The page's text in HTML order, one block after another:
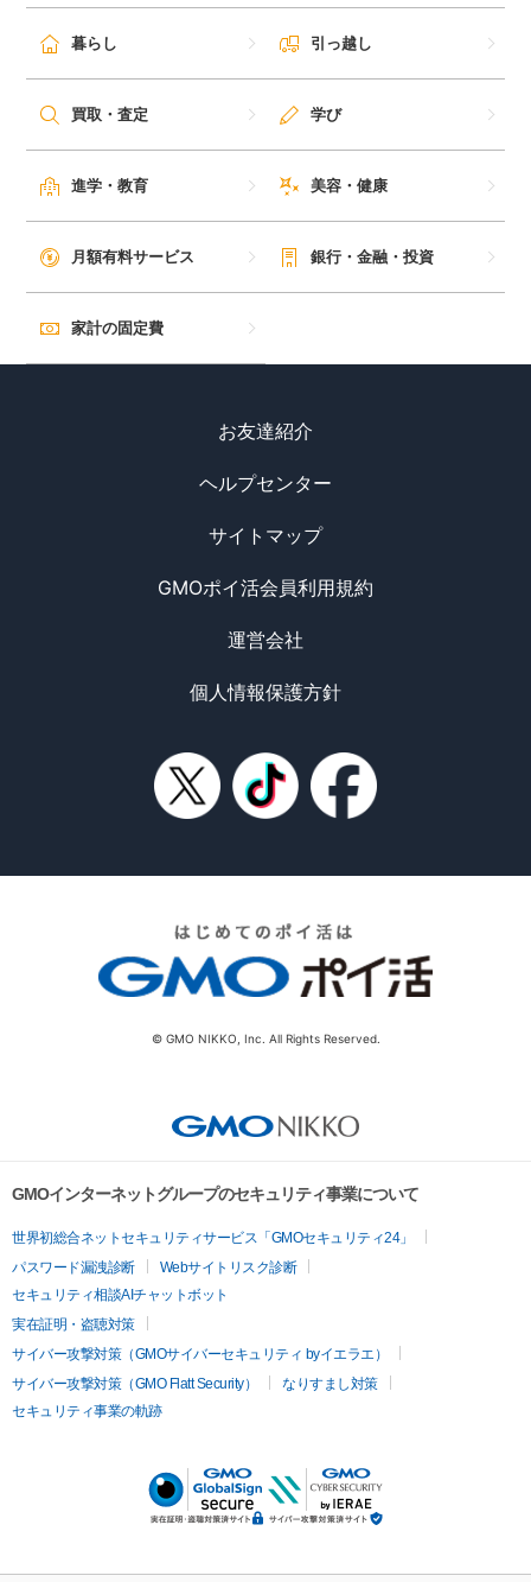
暮らし 引っ越し
買取・査定 学び
進学・教育 美容・健康
月額有料サービス 銀行・金融・投資
家計の固定費
お友達紹介
ヘルプセンター
サイトマップ
GMOポイ活会員利用規約
運営会社
個人情報保護方針
© GMO NIKKO, Inc. All Rights Reserved.
GMOインターネットグループのセキュリティ事業について
世界初総合ネットセキュリティサービス「GMOセキュリティ24」
パスワード漏洩診断
Webサイトリスク診断
セキュリティ相談AIチャットボット
実在証明・盗聴対策
サイバー攻撃対策（GMOサイバーセキュリティ byイエラエ）
サイバー攻撃対策（GMO Flatt Security）
なりすまし対策
セキュリティ事業の軌跡